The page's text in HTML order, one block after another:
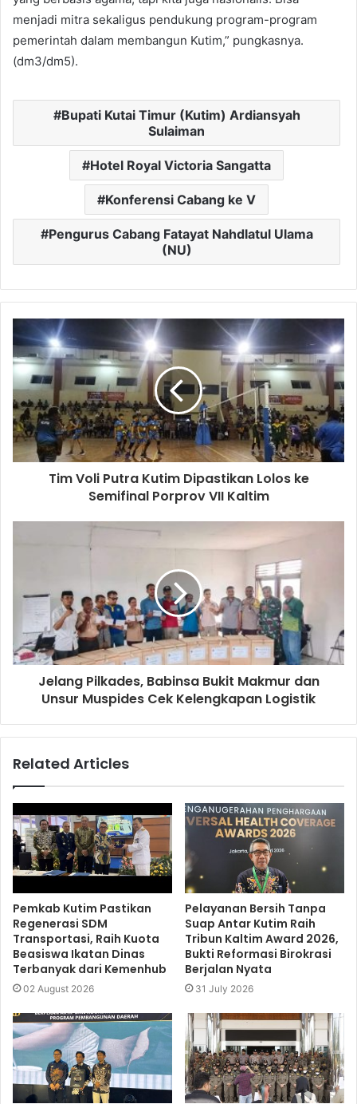
menjadi mitra sekaligus pendukung program-program
pemerintah dalam membangun Kutim,” pungkasnya.
(dm3/dm5).
Bupati Kutai Timur (Kutim) Ardiansyah
Sulaiman
Hotel Royal Victoria Sangatta
Konferensi Cabang ke V
Pengurus Cabang Fatayat Nahdlatul Ulama
(NU)
Tim Voli Putra Kutim Dipastikan Lolos ke
Semifinal Porprov VII Kaltim
Jelang Pilkades, Babinsa Bukit Makmur dan
Unsur Muspides Cek Kelengkapan Logistik
Related Articles
Pemkab Kutim Pastikan
Regenerasi SDM
Transportasi, Raih Kuota
Beasiswa Ikatan Dinas
Terbanyak dari Kemenhub
02 August 2026
Pelayanan Bersih Tanpa
Suap Antar Kutim Raih
Tribun Kaltim Award 2026,
Bukti Reformasi Birokrasi
Berjalan Nyata
31 July 2026